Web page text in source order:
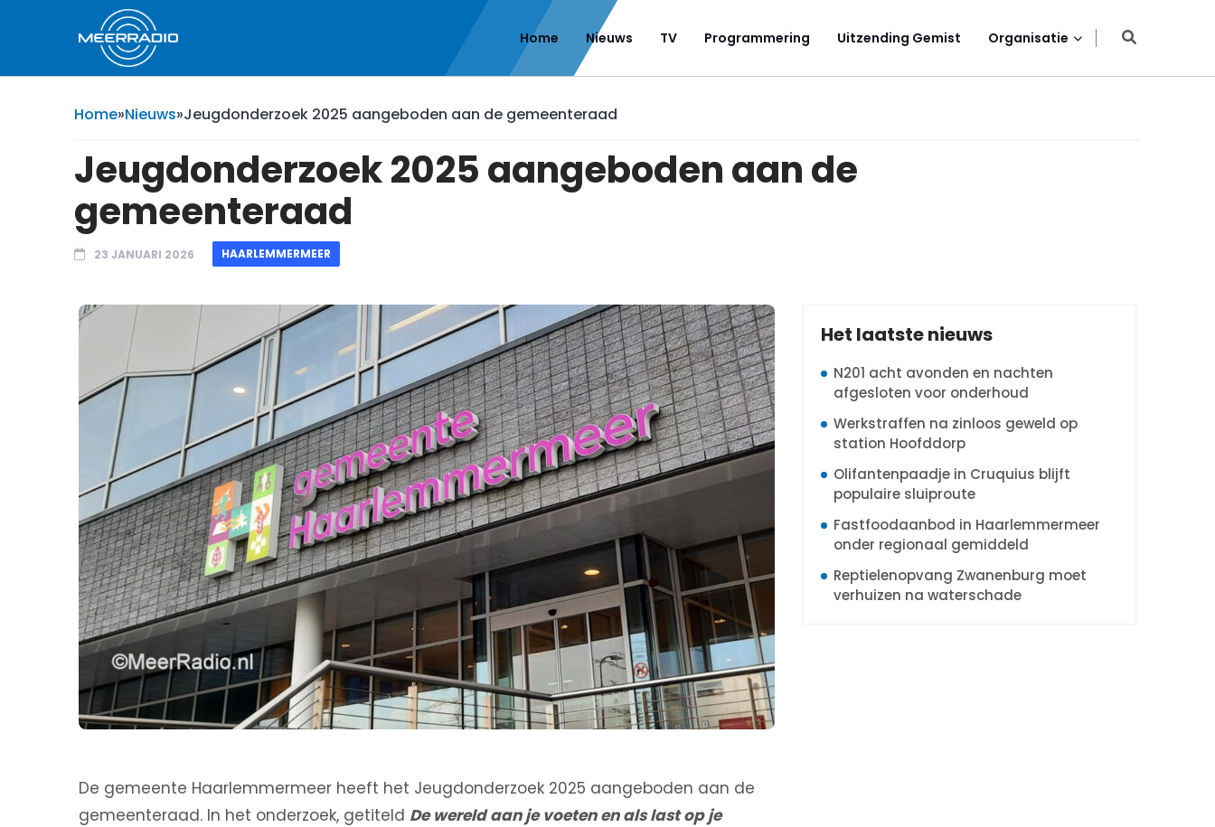
Home Nieuws TV Programmering Uitzending Gemist Organisatie
Home»Nieuws»Jeugdonderzoek 2025 aangeboden aan de gemeenteraad
Jeugdonderzoek 2025 aangeboden aan de
gemeenteraad
23 JANUARI 2026 HAARLEMMERMEER
De gemeente Haarlemmermeer heeft het Jeugdonderzoek 2025 aangeboden aan de
gemeenteraad. In het onderzoek, getiteld De wereld aan je voeten en als last op je
Het laatste nieuws
N201 acht avonden en nachten
afgesloten voor onderhoud
Werkstraffen na zinloos geweld op
station Hoofddorp
Olifantenpaadje in Cruquius blijft
populaire sluiproute
Fastfoodaanbod in Haarlemmermeer
onder regionaal gemiddeld
Reptielenopvang Zwanenburg moet
verhuizen na waterschade